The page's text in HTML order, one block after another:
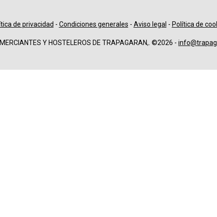
de privacidad - Condiciones generales - Aviso legal - Política de
Y HOSTELEROS DE TRAPAGARAN,. ©2026 -